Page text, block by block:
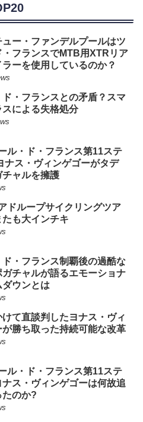
ュー・ファンデルプールはツ
・フランスでMTB用XTRリア
ラーを使用しているのか？
ド・フランスとの矛盾？スマ
スによる失格処分
ル・ド・フランス第11ステ
ス・ヴィンゲゴーがタデ
チャルを擁護
ドループサイクリングツア
たも大インチキ
ド・フランス制覇後の過酷な
チャルが語るエモーショナ
ダウンとは
けて直談判したヨナス・ヴィ
が勝ち取った持続可能な改革
ル・ド・フランス第11ステ
ス・ヴィンゲゴーは何故追
たのか?